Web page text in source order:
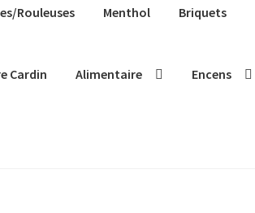
Rouleuses Menthol Briquets
Cardin Alimentaire Encens